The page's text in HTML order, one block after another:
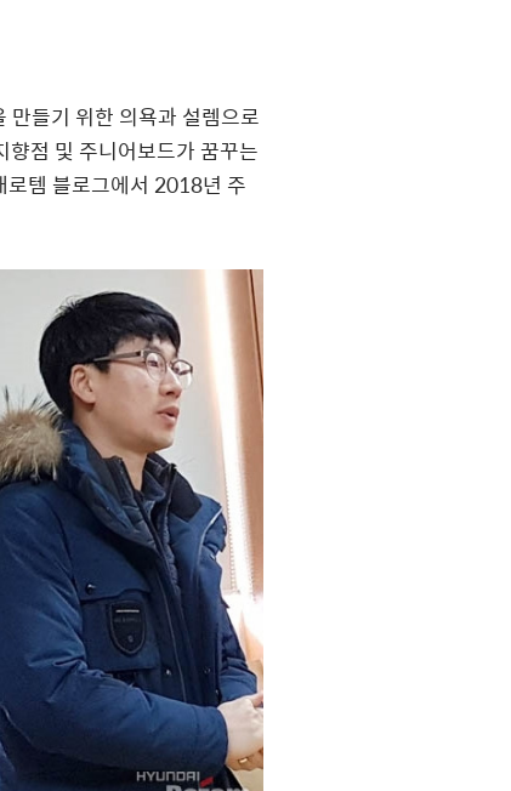
들기 위한 의욕과 설렘으로
점 및 주니어보드가 꿈꾸는
로템 블로그에서 2018년 주